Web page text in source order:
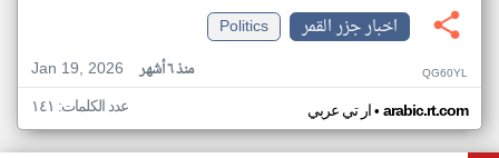
اخبار جزر القمر
Politics
Jan 19, 2026
منذ ٦ أشهر QG60YL
ار تي عربي• arabic.rt.com عدد الكلمات: ١٤١